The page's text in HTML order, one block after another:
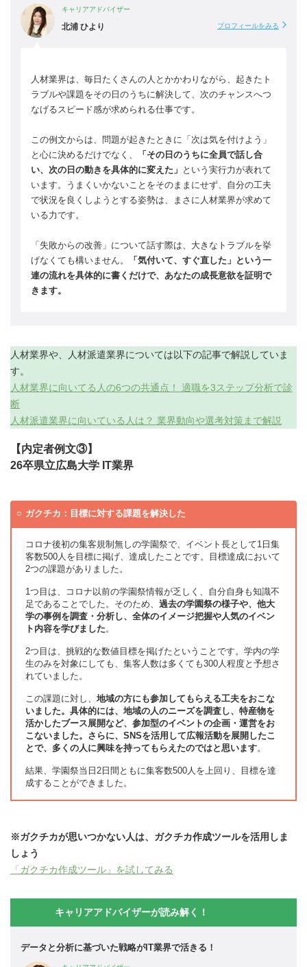
キャリアアドバイザー
北浦 ひより プロフィールをみる
人材業界は、毎日たくさんの人とかかわりながら、起きたト
ラブルや課題をその日のうちに解決して、次のチャンスへつ
なげるスピード感が求められる仕事です。
この例文からは、問題が起きたときに「次は気を付けよう」
と心に決めるだけでなく、
「その日のうちに全員で話し合
い、次の日の動きを具体的に変えた」 という実行力が表れて
います。うまくいかないことをそのままにせず、自分の工夫
で状況を良くしようとする姿勢は、まさに人材業界が求めて
いる力です。
「失敗からの改善」について話す際は、大きなトラブルを挙
げなくても構いません。
「気付いて、すぐ直した」という一
連の流れを具体的に書くだけで、あなたの成長意欲を証明で
きます。
人材業界や、人材派遣業界については以下の記事で解説していま
す。
人材業界に向いてる人の6つの共通点！ 適職を3ステップ分析で診
断
人材派遣業界に向いている人は？ 業界動向や選考対策まで解説
【内定者例文③】
26卒県立広島大学 IT業界
ガクチカ：目標に対する課題を解決した
コロナ後初の集客規制無しの学園祭で、イベント長として1日集
客数500人を目標に掲げ、達成したことです。目標達成において
2つの課題がありました。
1つ目は、コロナ以前の学園祭情報が乏しく、自分自身も知識不
足であることでした。そのため、 過去の学園祭の様子や、他大
学の事例を調査・分析し、全体のイメージ把握や人気のイベン
ト内容を学びました。
2つ目は、挑戦的な数値目標を掲げたということです。学内の学
生のみを対象にしても、集客人数は多くても300人程度と予想さ
れていました。
この課題に対し、 地域の方にも参加してもらえる工夫をおこな
いました。具体的には、地域の人のニーズを調査し、特産物を
活かしたブース展開など、参加型のイベントの企画・運営をお
こないました。さらに、SNSを活用して広報活動を展開したこ
とで、多くの人に興味を持ってもらえたのではと思います。
結果、学園祭当日2日間ともに集客数500人を上回り、目標を達
成することができました。
※ガクチカが思いつかない人は、ガクチカ作成ツールを活用しま
しょう
「ガクチカ作成ツール」を試してみる
キャリアアドバイザーが読み解く！
データと分析に基づいた戦略がIT業界で活きる！